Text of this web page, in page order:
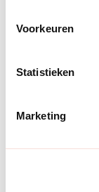
Voorkeuren
Statistieken
Marketing
In april
samen voor
(uit, 9 april) en
de
selectie voor
worden